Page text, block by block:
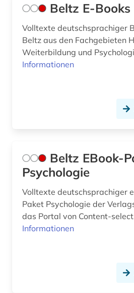
preprint (1)
psychische belastung (2)
psychische störungen (1)
Beltz E-Books
Volltexte deutschsprachiger
Beltz aus den Fachgebieten
Weiterbildung und
Informationen
Beltz EBook-
Psychologie
Volltexte deutschsprachiger
Paket Psychologie der
das Portal von Content-
Informationen